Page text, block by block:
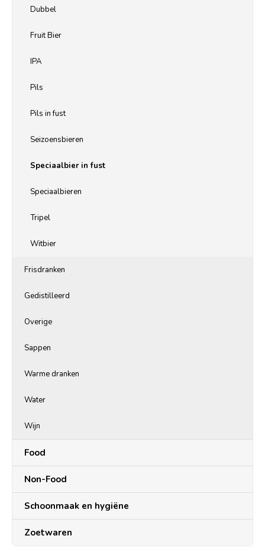
Dubbel
Fruit Bier
IPA
Pils
Pils in fust
Seizoensbieren
Speciaalbier in fust
Speciaalbieren
Tripel
Witbier
Frisdranken
Gedistilleerd
Overige
Sappen
Warme dranken
Water
Wijn
Food
Non-Food
Schoonmaak en hygiëne
Zoetwaren